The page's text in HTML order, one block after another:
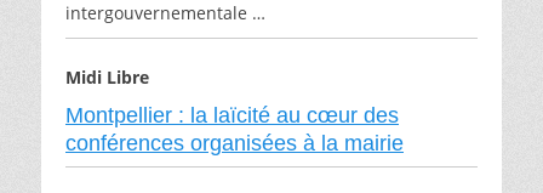
intergouvernementale …
Midi Libre
Montpellier : la laïcité au cœur des
conférences organisées à la mairie